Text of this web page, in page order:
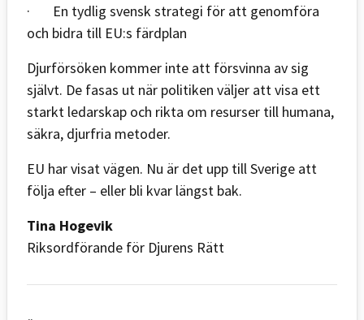
· En tydlig svensk strategi för att genomföra
och bidra till EU:s färdplan
Djurförsöken kommer inte att försvinna av sig
självt. De fasas ut när politiken väljer att visa ett
starkt ledarskap och rikta om resurser till humana,
säkra, djurfria metoder.
EU har visat vägen. Nu är det upp till Sverige att
följa efter – eller bli kvar längst bak.
Tina Hogevik
Riksordförande för Djurens Rätt